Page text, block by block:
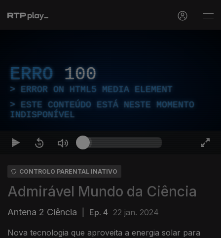
ERRO 100
ERROR ON HTML5 MEDIA ELEMENT
ESTE CONTEÚDO ESTÁ NESTE MOMENTO
INDISPONÍVEL
CONTROLO PARENTAL INATIVO
Admirável Mundo da Ciência
Antena 2 Ciência Ep. 4 22 jan. 2024
Nova tecnologia que aproveita a energia solar para